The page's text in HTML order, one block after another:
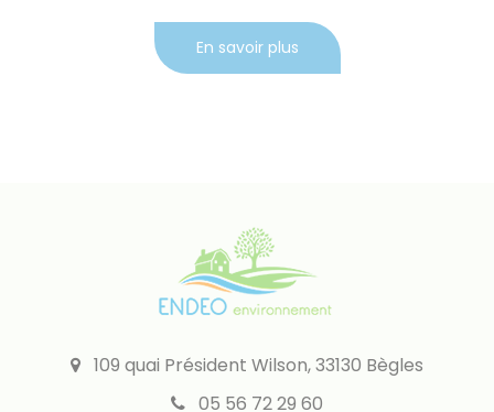
En savoir plus
109 quai Président Wilson, 33130 Bègles
05 56 72 29 60